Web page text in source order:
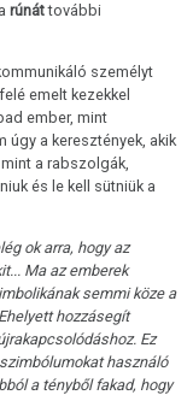
rúnáttovábbi
személyt
emelt kezekkel
ember, mint
úgy a keresztények, akik
a rabszolgák,
és le kell sütniük a
ok arra, hogy az
Ma az emberek
semmi köze a
hozzásegít
Ez
használó
a tényből fakad, hogy